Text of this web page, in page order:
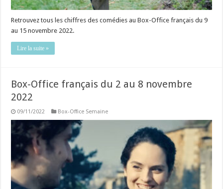
Retrouvez tous les chiffres des comédies au Box-Office français du 9
au 15 novembre 2022.
Lire la suite »
Box-Office français du 2 au 8 novembre
2022
09/11/2022 Box-Office Semaine